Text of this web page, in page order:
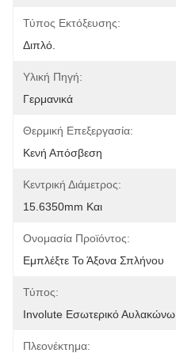
Τύπος Εκτόξευσης:
Διπλό.
Υλική Πηγή:
Γερμανικά
Θερμική Επεξεργασία:
Κενή Απόσβεση
Κεντρική Διάμετρος:
15.6350mm Και
Ονομασία Προϊόντος:
Εμπλέξτε Το Άξονα Σπλήνου
Τύπος:
Involute Εσωτερικό Αυλακώνω
Πλεονέκτημα: